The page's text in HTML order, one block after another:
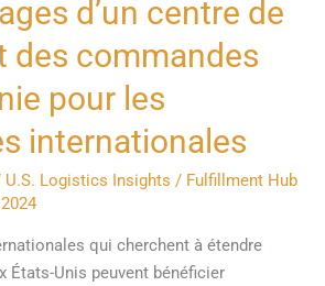
d’un centre de
des commandes
pour les
internationales
U.S. Logistics Insights / Fulfillment Hub
qui cherchent à étendre
États-Unis peuvent bénéficier